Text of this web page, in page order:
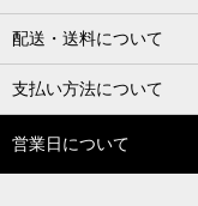
配送・送料について
支払い方法について
営業日について